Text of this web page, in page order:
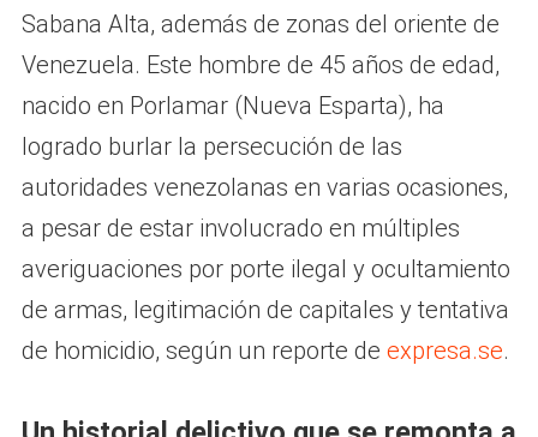
Sabana Alta, además de zonas del oriente de
Venezuela. Este hombre de 45 años de edad,
nacido en Porlamar (Nueva Esparta), ha
logrado burlar la persecución de las
autoridades venezolanas en varias ocasiones,
a pesar de estar involucrado en múltiples
averiguaciones por porte ilegal y ocultamiento
de armas, legitimación de capitales y tentativa
de homicidio, según un reporte de expresa.se.